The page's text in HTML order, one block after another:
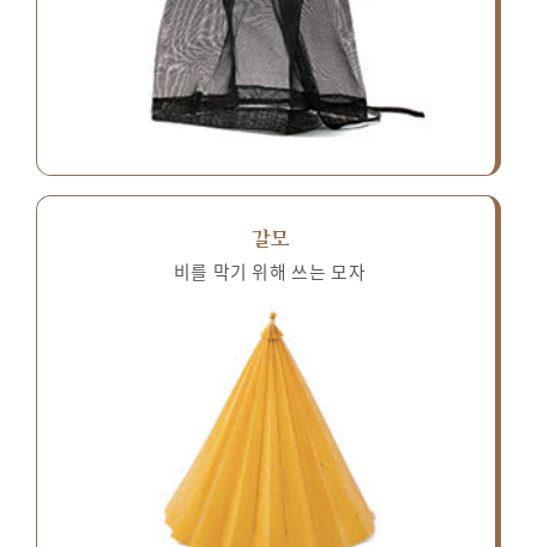
갈모
비를 막기 위해 쓰는 모자